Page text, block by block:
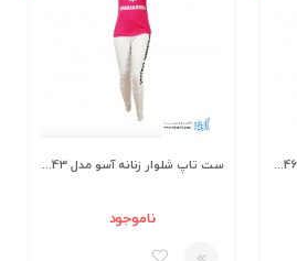
ست تاپ شلوار زنانه آسو مدل S346 ست تاپ شلوار زنانه آسو مدل S343
ناموجود